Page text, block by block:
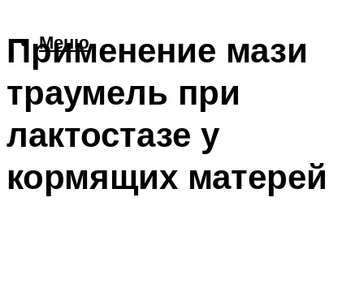
Меню
Применение мази
траумель при
лактостазе у
кормящих матерей